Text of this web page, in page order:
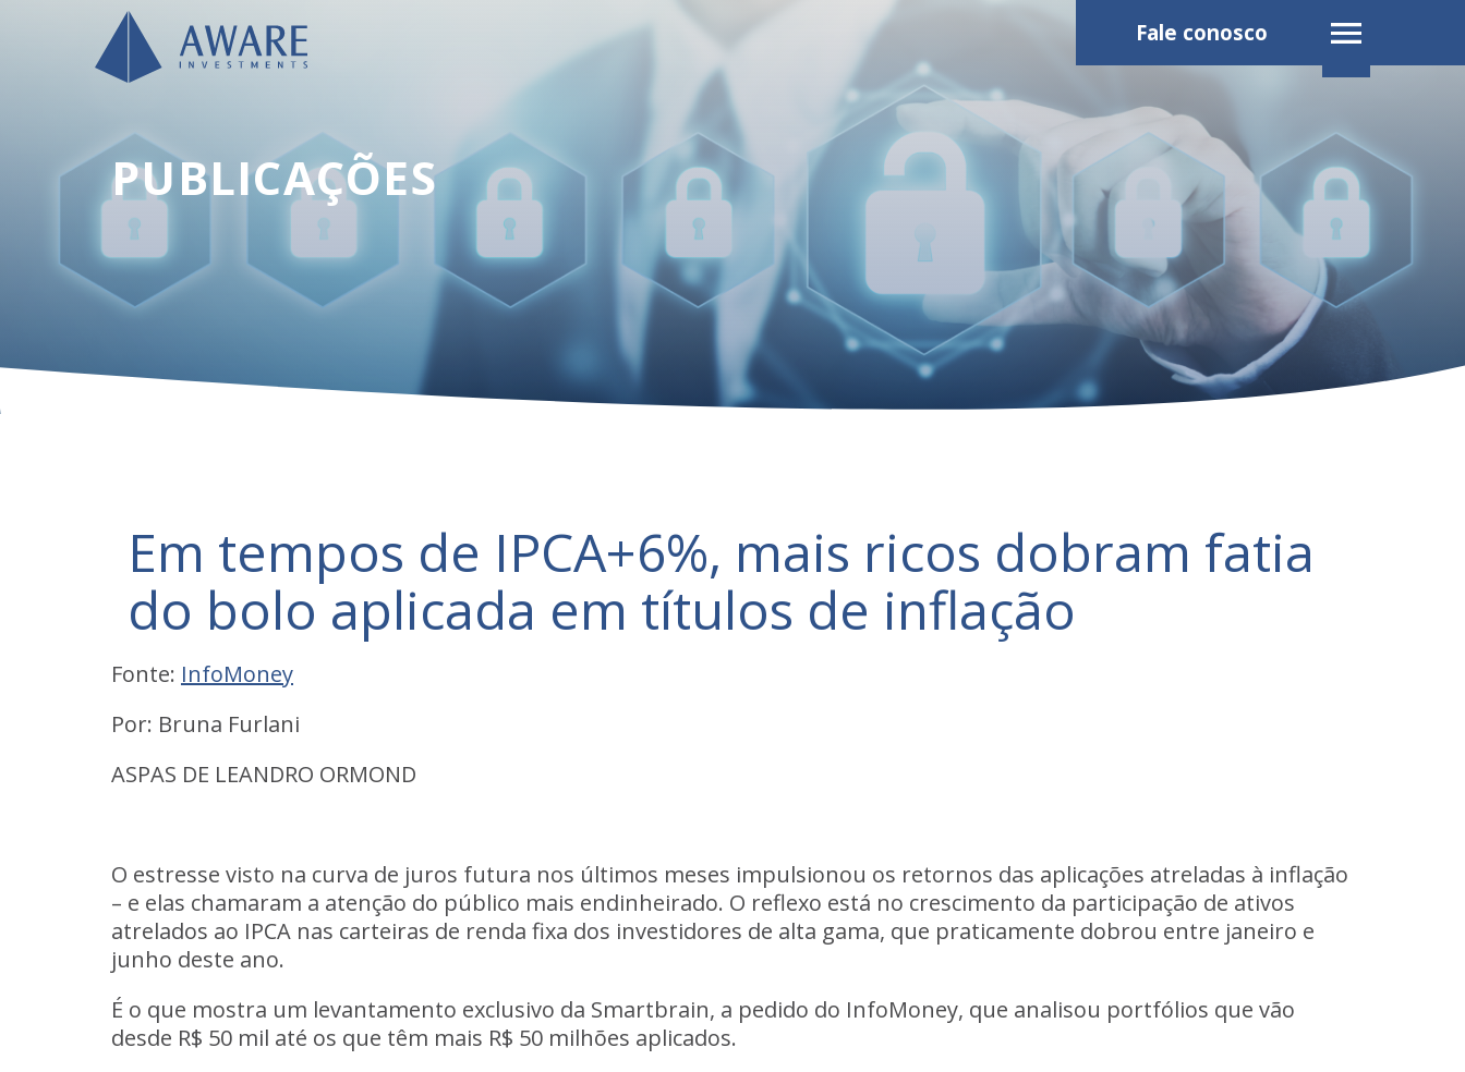
Fale conosco
PUBLICAÇÕES
Em tempos de IPCA+6%, mais ricos dobram fatia
do bolo aplicada em títulos de inflação
Fonte: InfoMoney
Por: Bruna Furlani
ASPAS DE LEANDRO ORMOND
O estresse visto na curva de juros futura nos últimos meses impulsionou os retornos das aplicações atreladas à inflação
– e elas chamaram a atenção do público mais endinheirado. O reflexo está no crescimento da participação de ativos
atrelados ao IPCA nas carteiras de renda fixa dos investidores de alta gama, que praticamente dobrou entre janeiro e
junho deste ano.
É o que mostra um levantamento exclusivo da Smartbrain, a pedido do InfoMoney, que analisou portfólios que vão
desde R$ 50 mil até os que têm mais R$ 50 milhões aplicados.